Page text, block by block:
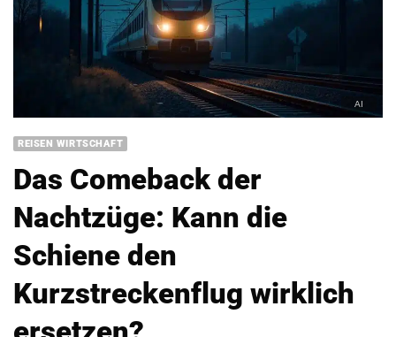
REISEN WIRTSCHAFT
Das Comeback der
Nachtzüge: Kann die
Schiene den
Kurzstreckenflug wirklich